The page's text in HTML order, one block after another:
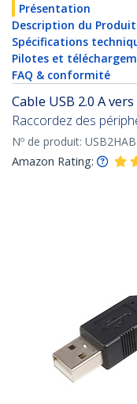
Présentation
Description du Produit
Spécifications
Pilotes et
FAQ & conformité
Cable USB 2.0 A
Raccordez des
Nº de produit:
Amazon Rating: